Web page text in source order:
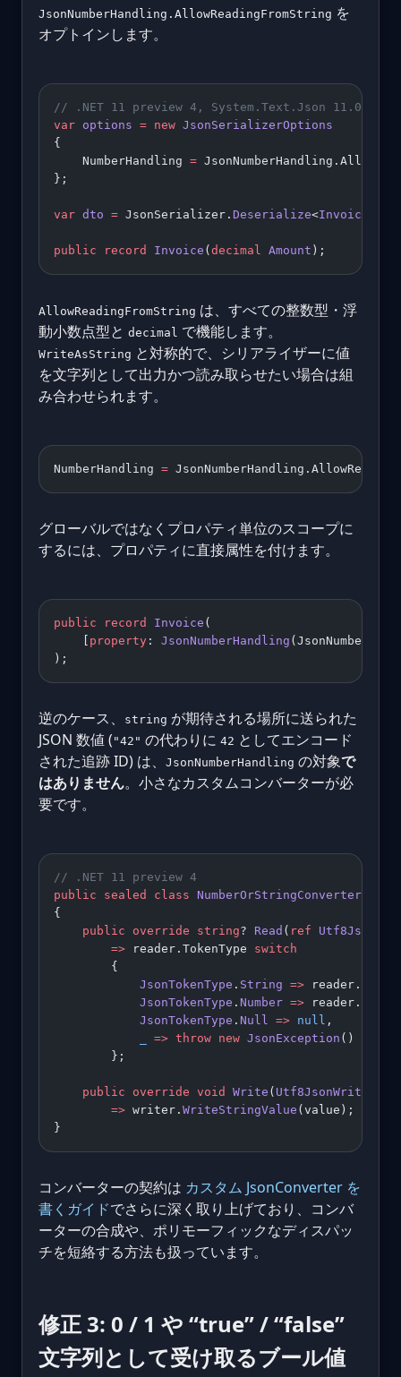
JsonNumberHandling.AllowReadingFromString を
オプトインします。
// .NET 11 preview 4, System.Text.Json 11.0.0-
var options = new JsonSerializerOptions
{
    NumberHandling
=
};
var dto = JsonSerializer. Deserialize<Invoice
public record Invoice ( decimal Amount );
AllowReadingFromString は、すべての整数型・浮
動小数点型と decimal で機能します。
WriteAsString と対称的で、シリアライザーに値
を文字列として出力かつ読み取らせたい場合は組
み合わせられます。
NumberHandling =
グローバルではなくプロパティ単位のスコープに
するには、プロパティに直接属性を付けます。
public record Invoice (
property : JsonNumberHandling
);
逆のケース、 string が期待される場所に送られた
JSON 数値 ( "42" の代わりに 42 としてエンコード
された追跡 ID) は、
JsonNumberHandling の対象で
はありません。小さなカスタムコンバーターが必
要です。
// .NET 11 preview 4
public sealed class NumberOrStringConverter
{
    public
override string? Read ( ref
        =>
reader.TokenType switch
        {
            JsonTokenType
. String => reader.
            JsonTokenType
. Number => reader.
            JsonTokenType
. Null => null ,
=> throw new JsonException ()
        };
    public
override void Write ( Utf8JsonWriter
        =>
writer. WriteStringValue (value);
}
コンバーターの契約は カスタム JsonConverter を
書くガイドでさらに深く取り上げており、コンバ
ーターの合成や、ポリモーフィックなディスパッ
チを短絡する方法も扱っています。
修正 3: 0 / 1 や “true” / “false”
文字列として受け取るブール値